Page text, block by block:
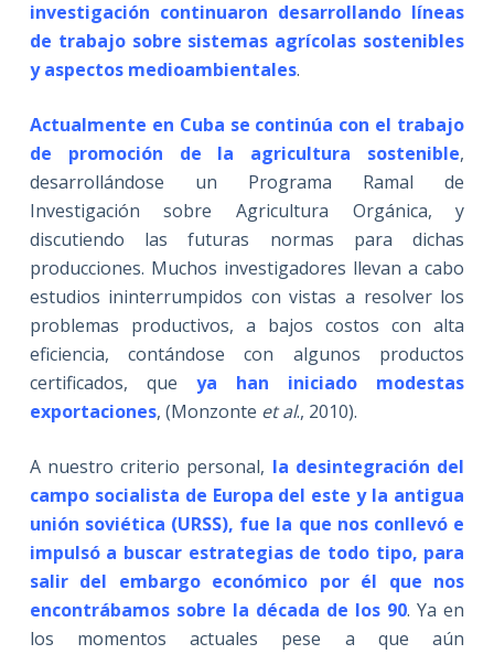
investigación continuaron desarrollando líneas
de trabajo sobre sistemas agrícolas sostenibles
y aspectos medioambientales.
Actualmente en Cuba se continúa con el trabajo
de promoción de la agricultura sostenible,
desarrollándose un Programa Ramal de
Investigación sobre Agricultura Orgánica, y
discutiendo las futuras normas para dichas
producciones. Muchos investigadores llevan a cabo
estudios ininterrumpidos con vistas a resolver los
problemas productivos, a bajos costos con alta
eficiencia, contándose con algunos productos
certificados, que ya han iniciado modestas
exportaciones, (Monzonte et al., 2010).
A nuestro criterio personal, la desintegración del
campo socialista de Europa del este y la antigua
unión soviética (URSS), fue la que nos conllevó e
impulsó a buscar estrategias de todo tipo, para
salir del embargo económico por él que nos
encontrábamos sobre la década de los 90. Ya en
los momentos actuales pese a que aún